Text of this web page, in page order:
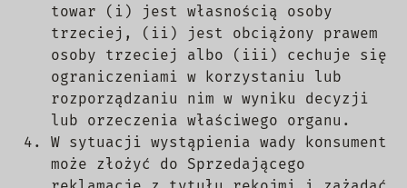
towar (i) jest własnością osoby
trzeciej, (ii) jest obciążony prawem
osoby trzeciej albo (iii) cechuje się
ograniczeniami w korzystaniu lub
rozporządzaniu nim w wyniku decyzji
lub orzeczenia właściwego organu.
W sytuacji wystąpienia wady konsument
może złożyć do Sprzedającego